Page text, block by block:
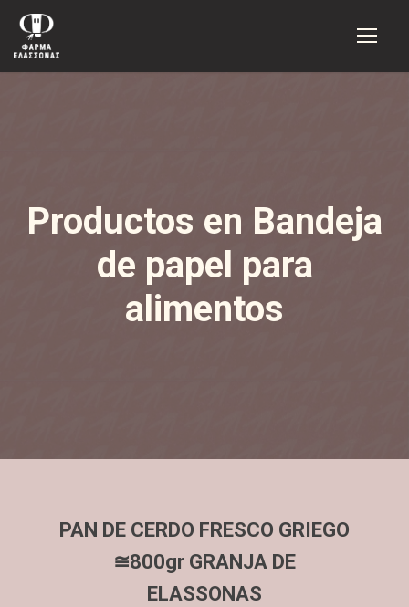
Productos en Bandeja
de papel para
alimentos
PAN DE CERDO FRESCO GRIEGO
≅800gr GRANJA DE
ELASSONAS